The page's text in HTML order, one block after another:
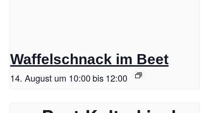
Waffelschnack im Beet
14. August um 10:00 bis12:00